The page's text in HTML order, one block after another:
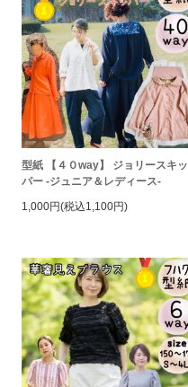
型紙 【４０way】 ジョリースキッ
パー -ジュニア＆レディース-
1,000円(税込1,100円)